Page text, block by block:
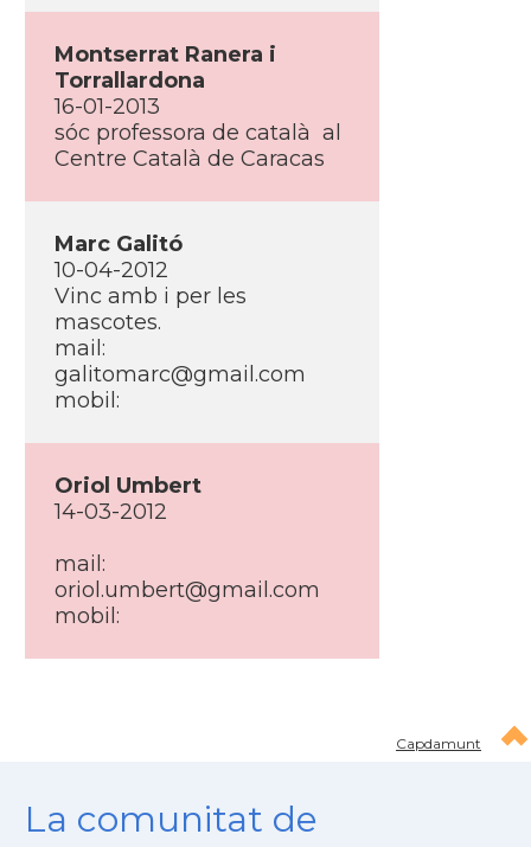
Montserrat Ranera i
Torrallardona
16-01-2013
sóc professora de català al
Centre Català de Caracas
Marc Galitó
10-04-2012
Vinc amb i per les
mascotes.
mail:
galitomarc@gmail.com
mobil:
Oriol Umbert
14-03-2012
mail:
oriol.umbert@gmail.com
mobil:
Capdamunt
La comunitat de